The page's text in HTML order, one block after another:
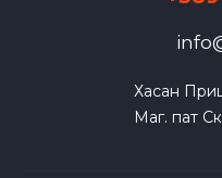
Хасан
Маг. пат